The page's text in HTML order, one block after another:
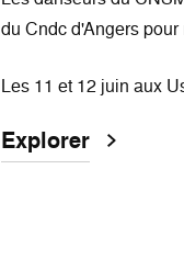
du Cndc d'Angers
Les 11 et 12 juin aux
Explorer